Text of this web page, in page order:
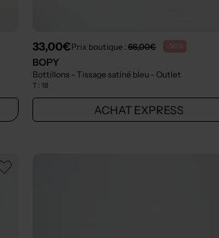
33,00€Prix boutique :66,00€ -50%
BOPY
Bottillons - Tissage satiné bleu - Outlet
T :18
ACHAT EXPRESS